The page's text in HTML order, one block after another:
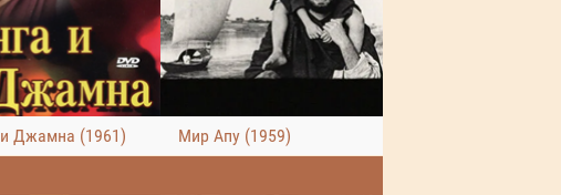
и Джамна (1961)
Мир Апу (1959)